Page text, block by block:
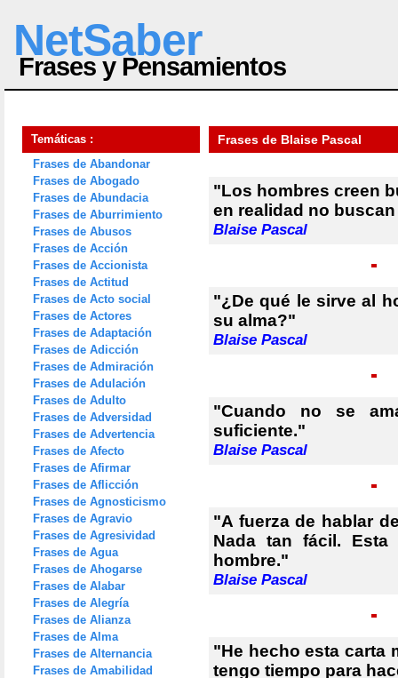
NetSaber
Frases y Pensamientos
Temáticas :
Frases de Abandonar
Frases de Abogado
Frases de Abundacia
Frases de Aburrimiento
Frases de Abusos
Frases de Acción
Frases de Accionista
Frases de Actitud
Frases de Acto social
Frases de Actores
Frases de Adaptación
Frases de Adicción
Frases de Admiración
Frases de Adulación
Frases de Adulto
Frases de Adversidad
Frases de Advertencia
Frases de Afecto
Frases de Afirmar
Frases de Aflicción
Frases de Agnosticismo
Frases de Agravio
Frases de Agresividad
Frases de Agua
Frases de Ahogarse
Frases de Alabar
Frases de Alegría
Frases de Alianza
Frases de Alma
Frases de Alternancia
Frases de Amabilidad
Frases de Blaise Pascal
"Los hombres creen
en realidad no
Blaise Pascal
"¿De qué le sirve al
su alma?"
Blaise Pascal
"Cuando no se
suficiente."
Blaise Pascal
"A fuerza de hablar
Nada tan fácil.
hombre."
Blaise Pascal
"He hecho esta carta
tengo tiempo para